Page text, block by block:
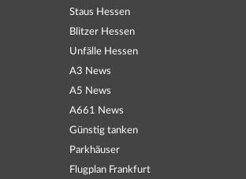
Staus Hessen
Blitzer Hessen
Unfälle Hessen
A3 News
A5 News
A661 News
Günstig tanken
Parkhäuser
Flugplan Frankfurt